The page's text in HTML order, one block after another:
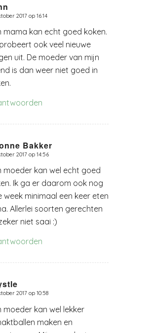
2017 op 16:14
mama kan echt goed koken.
ook veel nieuwe
uit. De moeder van mijn
is dan weer niet goed in
Bakker
2017 op 14:56
moeder kan wel echt goed
Ik ga er daarom ook nog
week minimaal een keer eten
Allerlei soorten gerechten
niet saai :)
2017 op 10:58
moeder kan wel lekker
maken en